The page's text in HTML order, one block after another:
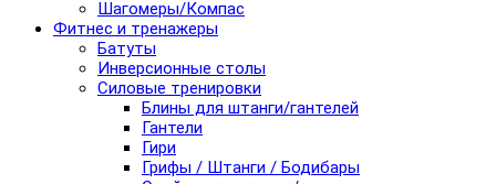
Шагомеры/Компас
Фитнес и тренажеры
Батуты
Инверсионные столы
Силовые тренировки
Блины для штанги/гантелей
Гантели
Гири
Грифы / Штанги / Бодибары